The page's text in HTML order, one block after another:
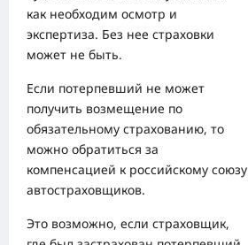
как необходим осмотр и
экспертиза. Без нее страховки
может не быть.
Если потерпевший не может
получить возмещение по
обязательному страхованию, то
можно обратиться за
компенсацией к российскому союзу
автостраховщиков.
Это возможно, если страховщик,